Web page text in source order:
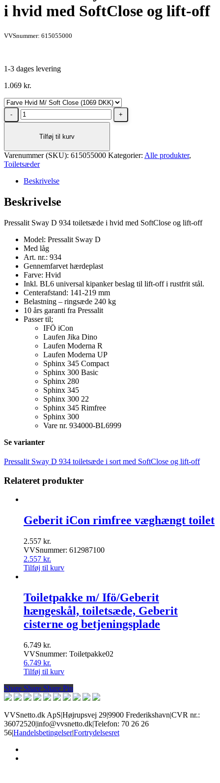
i hvid med SoftClose og lift-off
VVSnummer: 615055000
1-3 dages levering
1.069 kr.
Pressalit
Sway
i
hvid
SoftClose
lift-
off
Tilføj til kurv
Varenummer (SKU): 615055000 Kategorier: Alle produkter,
Toiletsæder
Beskrivelse
Beskrivelse
Pressalit Sway D 934 toiletsæde i hvid med SoftClose og lift-off
Model: Pressalit Sway D
Med låg
Art. nr.: 934
Gennemfarvet hærdeplast
Farve: Hvid
Inkl. BL6 universal kipanker beslag til lift-off i rustfrit stål.
Centerafstand: 141-219 mm
Belastning – ringsæde 240 kg
10 års garanti fra Pressalit
Passer til;
IFÖ iCon
Laufen Jika Dino
Laufen Moderna R
Laufen Moderna UP
Sphinx 345 Compact
Sphinx 300 Basic
Sphinx 280
Sphinx 345
Sphinx 300 22
Sphinx 345 Rimfree
Sphinx 300
Vare nr. 934000-BL6999
Se varianter
Pressalit Sway D 934 toiletsæde i sort med SoftClose og lift-off
Relateret produkter
Geberit iCon rimfree væghængt toilet
2.557 kr.
VVSnummer: 612987100
2.557 kr.
Tilføj til kurv
Toiletpakke m/ Ifö/Geberit
hængeskål, toiletsæde, Geberit
cisterne og betjeningsplade
6.749 kr.
VVSnummer: Toiletpakke02
6.749 kr.
Tilføj til kurv
Share
Share Share Share Pin
VVSnetto.dk ApS|Højrupsvej 29|9900 Frederikshavn|CVR nr.:
36072520|info@vvsnetto.dk|Telefon: 70 26 26
56|Handelsbetingelser|Fortrydelsesret